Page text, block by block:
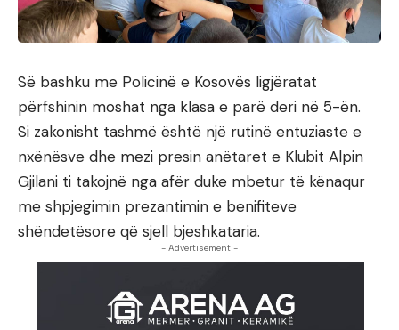
Së bashku me Policinë e Kosovës ligjëratat
përfshinin moshat nga klasa e parë deri në 5-ën.
Si zakonisht tashmë është një rutinë entuziaste e
nxënësve dhe mezi presin anëtaret e Klubit Alpin
Gjilani ti takojnë nga afër duke mbetur të kënaqur
me shpjegimin prezantimin e benifiteve
shëndetësore që sjell bjeshkataria.
- Advertisement -